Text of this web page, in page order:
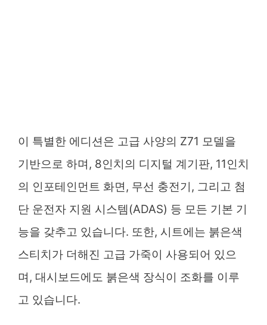
이 특별한 에디션은 고급 사양의 Z71 모델을
기반으로 하며, 8인치의 디지털 계기판, 11인치
의 인포테인먼트 화면, 무선 충전기, 그리고 첨
단 운전자 지원 시스템(ADAS) 등 모든 기본 기
능을 갖추고 있습니다. 또한, 시트에는 붉은색
스티치가 더해진 고급 가죽이 사용되어 있으
며, 대시보드에도 붉은색 장식이 조화를 이루
고 있습니다.